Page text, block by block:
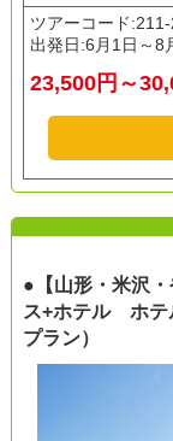
ツアーコード
出発日:6月1日～8
23,500円～
●【山形・米沢
ス+ホテル ホテ
プラン）